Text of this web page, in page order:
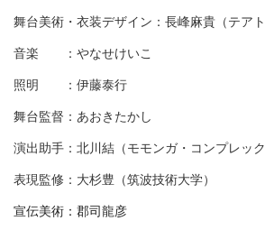
舞台美術・衣装デザイン：長峰麻貴（テア
音楽 ：やなせけいこ
照明 ： 伊藤泰行
舞台監督 ： あおきたかし
演出助手 ： 北川結（モモンガ・コンプレック
表現監修 ： 大杉豊（筑波技術大学）
宣伝美術：郡司龍彦